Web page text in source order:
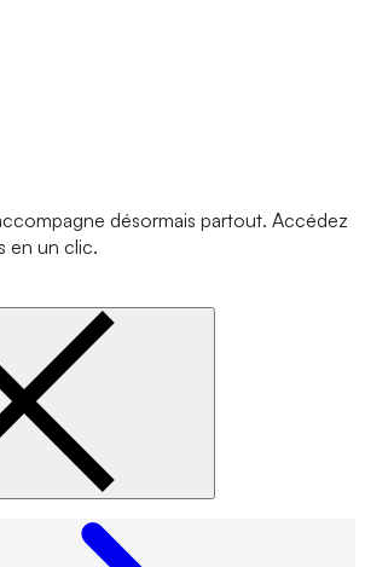
désormais partout. Accédez
en un clic.